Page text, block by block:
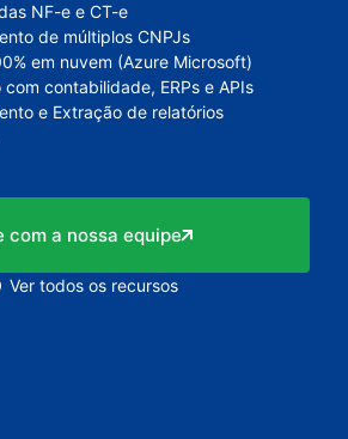
NF-e e CT-e
de múltiplos CNPJs
em nuvem (Azure Microsoft)
contabilidade, ERPs e APIs
e Extração de relatórios
com a nossa equipe
Ver todos os recursos